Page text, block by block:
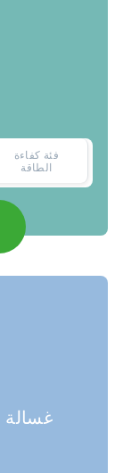
فئة كفاءة
الطاقة